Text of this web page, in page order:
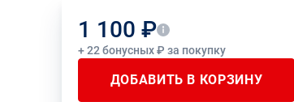
1 100 ₽
+ 22 бонусных ₽ за покупку
ДОБАВИТЬ В КОРЗИНУ